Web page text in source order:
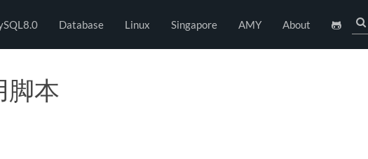
Database Linux Singapore AMY About
脚本